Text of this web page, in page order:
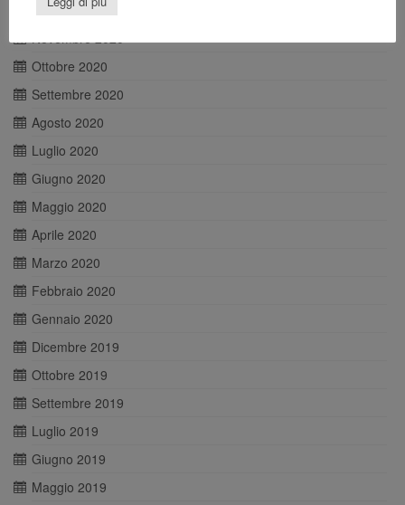
Dicembre 2020
Novembre 2020
Ottobre 2020
Settembre 2020
Agosto 2020
Luglio 2020
Giugno 2020
Maggio 2020
Aprile 2020
Marzo 2020
Febbraio 2020
Gennaio 2020
Dicembre 2019
Ottobre 2019
Settembre 2019
Luglio 2019
Giugno 2019
Maggio 2019